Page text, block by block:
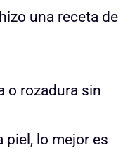
una receta de
o rozadura sin
piel, lo mejor es